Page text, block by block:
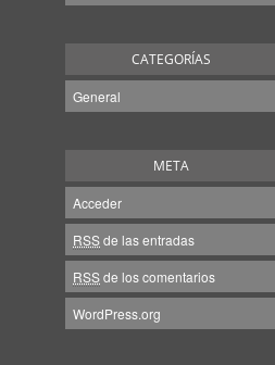
CATEGORÍAS
General
META
Acceder
RSSde las entradas
RSSde los comentarios
WordPress.org